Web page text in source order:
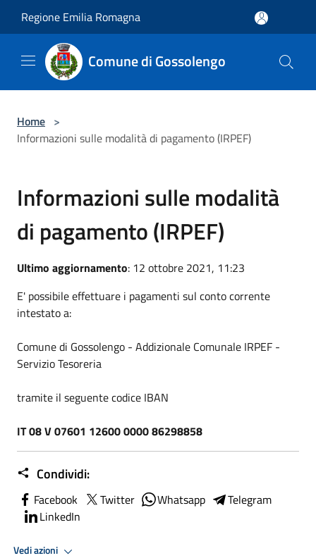
Regione Emilia Romagna
Comune di Gossolengo
Home >
Informazioni sulle modalità di pagamento (IRPEF)
Informazioni sulle modalità
di pagamento (IRPEF)
Ultimo aggiornamento: 12 ottobre 2021, 11:23
E' possibile effettuare i pagamenti sul conto corrente
intestato a:
Comune di Gossolengo - Addizionale Comunale IRPEF -
Servizio Tesoreria
tramite il seguente codice IBAN
IT 08 V 07601 12600 0000 86298858
Condividi:
Facebook Twitter Whatsapp
Telegram
LinkedIn
Vedi azioni